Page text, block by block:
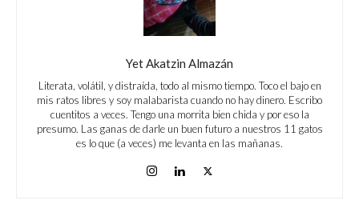
Yet Akatzin Almazán
Literata, volátil, y distraída, todo al mismo tiempo. Toco el bajo en
mis ratos libres y soy malabarista cuando no hay dinero. Escribo
cuentitos a veces. Tengo una morrita bien chida y por eso la
presumo. Las ganas de darle un buen futuro a nuestros 11 gatos
es lo que (a veces) me levanta en las mañanas.